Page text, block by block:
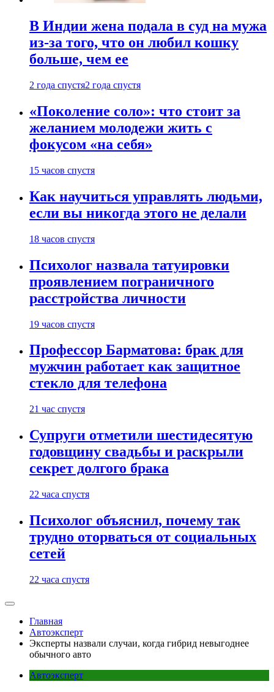
В Индии жена подала в суд на мужа
из-за того, что он любил кошку
больше, чем ее
2 года спустя2 года спустя
«Поколение соло»: что стоит за
желанием молодежи жить с
фокусом «на себя»
15 часов спустя
Как научиться управлять людьми,
если вы никогда этого не делали
18 часов спустя
Психолог назвала татуировки
проявлением пограничного
расстройства личности
19 часов спустя
Профессор Барматова: брак для
мужчин работает как защитное
стекло для телефона
21 час спустя
Супруги отметили шестидесятую
годовщину свадьбы и раскрыли
секрет долгого брака
22 часа спустя
Психолог объяснил, почему так
трудно оторваться от социальных
сетей
22 часа спустя
Главная
Автоэксперт
Эксперты назвали случаи, когда гибрид невыгоднее
обычного авто
Автоэксперт